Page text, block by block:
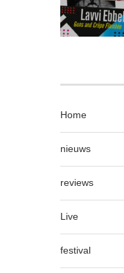
Home
nieuws
reviews
Live
festival